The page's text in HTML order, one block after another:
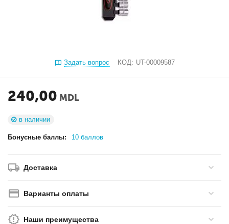
Задать вопрос КОД: UT-00009587
240,00 MDL
в наличии
Бонусные баллы: 10 баллов
Доставка
Варианты оплаты
Наши преимущества